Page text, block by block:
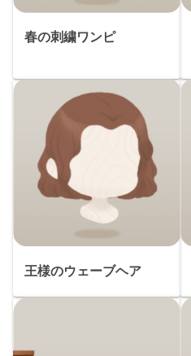
春の刺繍ワンピ
王様のウェーブヘア